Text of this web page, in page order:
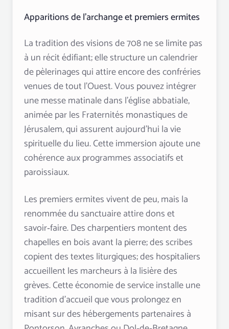
Apparitions de l’archange et premiers ermites
La tradition des visions de 708 ne se limite pas
à un récit édifiant; elle structure un calendrier
de pèlerinages qui attire encore des confréries
venues de tout l’Ouest. Vous pouvez intégrer
une messe matinale dans l’église abbatiale,
animée par les Fraternités monastiques de
Jérusalem, qui assurent aujourd’hui la vie
spirituelle du lieu. Cette immersion ajoute une
cohérence aux programmes associatifs et
paroissiaux.
Les premiers ermites vivent de peu, mais la
renommée du sanctuaire attire dons et
savoir‑faire. Des charpentiers montent des
chapelles en bois avant la pierre; des scribes
copient des textes liturgiques; des hospitaliers
accueillent les marcheurs à la lisière des
grèves. Cette économie de service installe une
tradition d’accueil que vous prolongez en
misant sur des hébergements partenaires à